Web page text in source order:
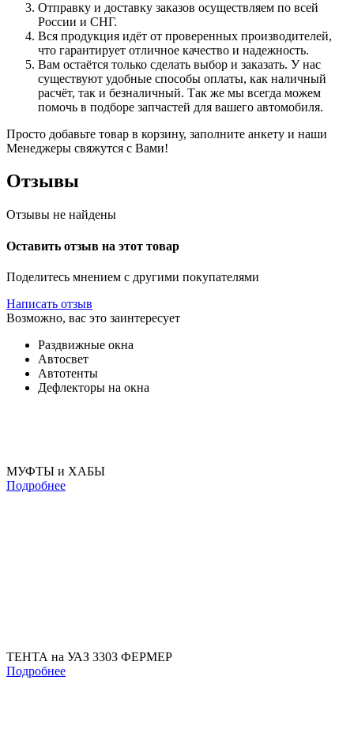
Отправку и доставку заказов осуществляем по всей
России и СНГ.
Вся продукция идёт от проверенных производителей,
что гарантирует отличное качество и надежность.
Вам остаётся только сделать выбор и заказать. У нас
существуют удобные способы оплаты, как наличный
расчёт, так и безналичный. Так же мы всегда можем
помочь в подборе запчастей для вашего автомобиля.
Просто добавьте товар в корзину, заполните анкету и наши
Менеджеры свяжутся с Вами!
Отзывы
Отзывы не найдены
Оставить отзыв на этот товар
Поделитесь мнением с другими покупателями
Написать отзыв
Возможно, вас это заинтересует
Раздвижные окна
Автосвет
Автотенты
Дефлекторы на окна
МУФТЫ и ХАБЫ
Подробнее
ТЕНТА на УАЗ 3303 ФЕРМЕР
Подробнее